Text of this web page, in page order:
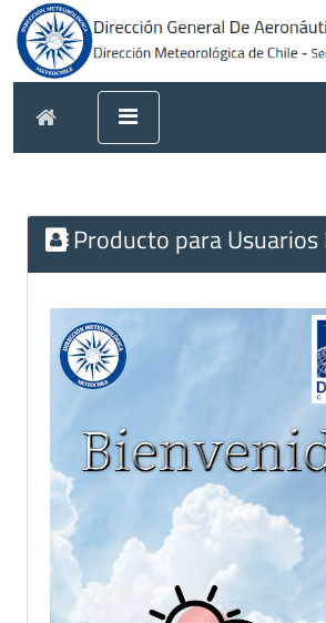
Producto para Usuarios